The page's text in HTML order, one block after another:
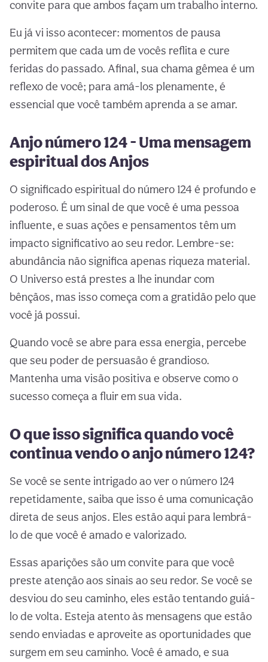
convite para que ambos façam um trabalho interno.
Eu já vi isso acontecer: momentos de pausa
permitem que cada um de vocês reflita e cure
feridas do passado. Afinal, sua chama gêmea é um
reflexo de você; para amá-los plenamente, é
essencial que você também aprenda a se amar.
Anjo número 124 - Uma mensagem
espiritual dos Anjos
O significado espiritual do número 124 é profundo e
poderoso. É um sinal de que você é uma pessoa
influente, e suas ações e pensamentos têm um
impacto significativo ao seu redor. Lembre-se:
abundância não significa apenas riqueza material.
O Universo está prestes a lhe inundar com
bênçãos, mas isso começa com a gratidão pelo que
você já possui.
Quando você se abre para essa energia, percebe
que seu poder de persuasão é grandioso.
Mantenha uma visão positiva e observe como o
sucesso começa a fluir em sua vida.
O que isso significa quando você
continua vendo o anjo número 124?
Se você se sente intrigado ao ver o número 124
repetidamente, saiba que isso é uma comunicação
direta de seus anjos. Eles estão aqui para lembrá-
lo de que você é amado e valorizado.
Essas aparições são um convite para que você
preste atenção aos sinais ao seu redor. Se você se
desviou do seu caminho, eles estão tentando guiá-
lo de volta. Esteja atento às mensagens que estão
sendo enviadas e aproveite as oportunidades que
surgem em seu caminho. Você é amado, e sua